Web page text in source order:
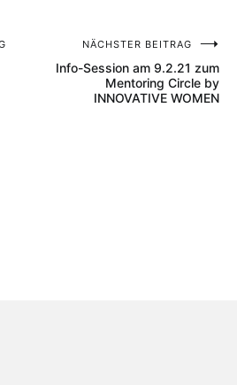
NÄCHSTER BEITRAG
Info-Session am 9.2.21 zum
Mentoring Circle by
INNOVATIVE WOMEN